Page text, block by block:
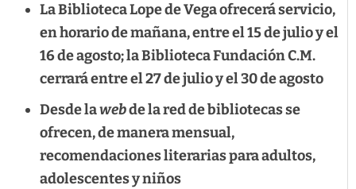
La Biblioteca Lope de Vega ofrecerá servicio,
en horario de mañana, entre el 15 de julio y el
16 de agosto; la Biblioteca Fundación C.M.
cerrará entre el 27 de julio y el 30 de agosto
Desde lawebde la red de bibliotecas se
ofrecen, de manera mensual,
recomendaciones literarias para adultos,
adolescentes y niños